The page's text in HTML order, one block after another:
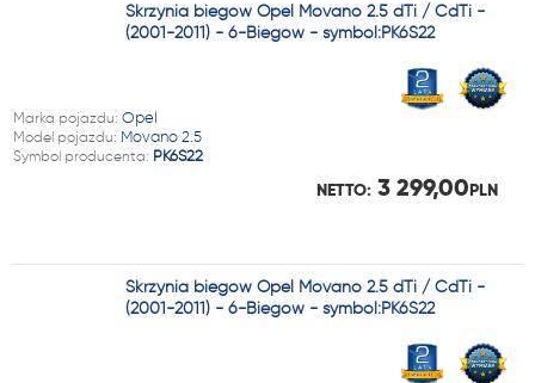
Skrzynia biegów Opel Movano 2.5 dTi / CdTi -
(2001-2011) - 6-Biegów - symbol:PK6S22
Marka pojazdu: Opel
Model pojazdu: Movano 2.5
Symbol producenta: PK6S22
NETTO: 3 299,00PLN
Skrzynia biegów Opel Movano 2.5 dTi / CdTi -
(2001-2011) - 6-Biegów - symbol:PK6S22